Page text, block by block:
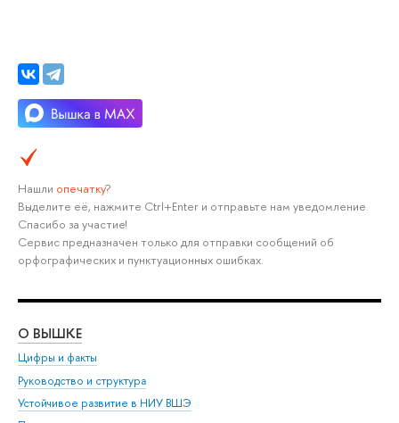
Нашли опечатку?
Выделите её, нажмите Ctrl+Enter и отправьте нам уведомление.
Спасибо за участие!
Сервис предназначен только для отправки сообщений об
орфографических и пунктуационных ошибках.
О ВЫШКЕ
Цифры и факты
Руководство и структура
Устойчивое развитие в НИУ ВШЭ